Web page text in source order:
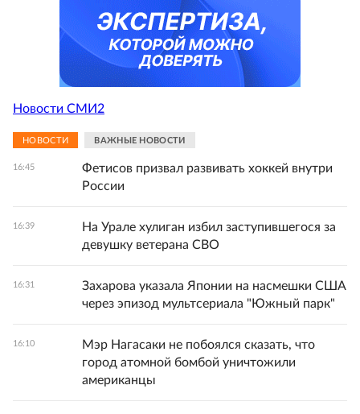
Новости СМИ2
НОВОСТИ ВАЖНЫЕ НОВОСТИ
16:45
Фетисов призвал развивать хоккей внутри
России
16:39
На Урале хулиган избил заступившегося за
девушку ветерана СВО
16:31
Захарова указала Японии на насмешки США
через эпизод мультсериала "Южный парк"
16:10
Мэр Нагасаки не побоялся сказать, что
город атомной бомбой уничтожили
американцы